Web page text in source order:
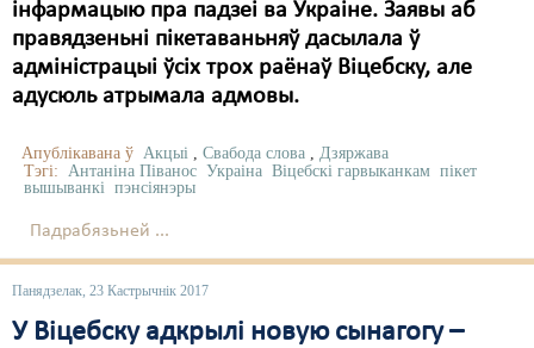
інфармацыю пра падзеі ва Ўкраіне. Заявы аб
правядзеньні пікетаваньняў дасылала ў
адміністрацыі ўсіх трох раёнаў Віцебску, але
адусюль атрымала адмовы.
Апублікавана ў Акцыі , Свабода слова , Дзяржава
Тэгі: Антаніна Піванос Украіна Віцебскі гарвыканкам пікет
вышыванкі пэнсіянэры
Падрабязьней ...
Панядзелак, 23 Кастрычнік 2017
У Віцебску адкрылі новую сынагогу –